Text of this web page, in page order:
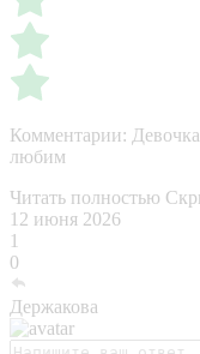
Комментарии:
любим
Читать полностью
12 июня 2026
1
0
Держакова